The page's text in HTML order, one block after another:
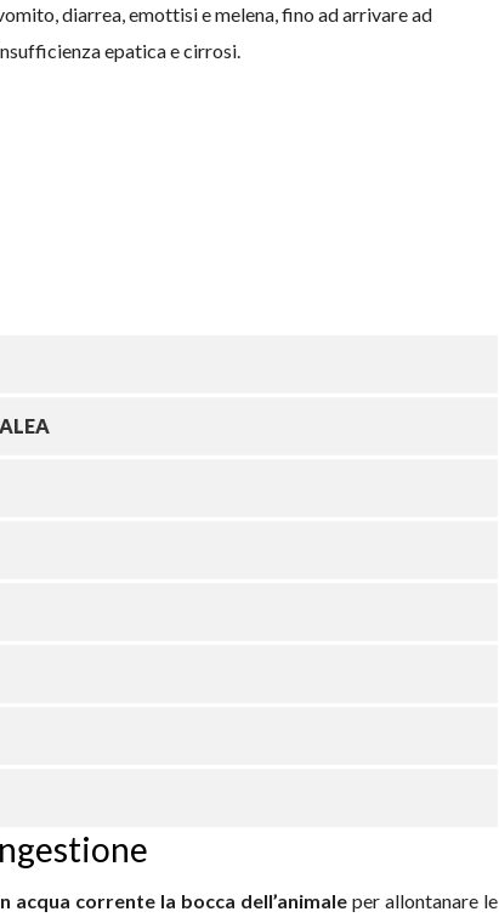
diarrea, emottisi e melena, fino ad arrivare ad
epatica e cirrosi.
acqua corrente la bocca dell’animale per allontanare le